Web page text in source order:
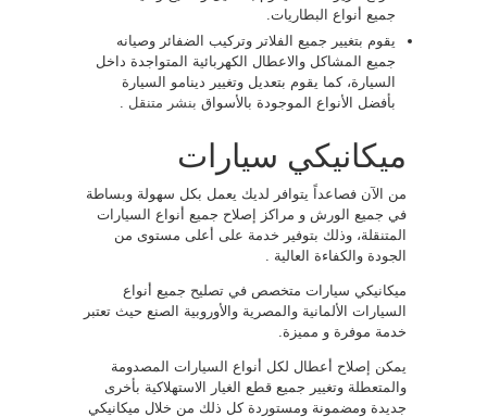
جميع أنواع البطاريات.
يقوم بتغيير جميع الفلاتر وتركيب الضفائر وصيانه
جميع المشاكل والاعطال الكهربائية المتواجدة داخل
السيارة، كما يقوم بتعديل وتغيير دينامو السيارة
بأفضل الأنواع الموجودة بالأسواق بنشر متنقل
ميكانيكي سيارات
من الآن فصاعداً يتوافر لديك يعمل بكل سهولة وبساطة
في جميع الورش و مراكز إصلاح جميع أنواع السيارات
المتنقلة، وذلك بتوفير خدمة على أعلى مستوى من
الجودة والكفاءة العالية .
ميكانيكي سيارات متخصص في تصليح جميع أنواع
السيارات الألمانية والمصرية والأوروبية الصنع حيث تعتبر
خدمة موفرة و مميزة.
يمكن إصلاح أعطال لكل أنواع السيارات المصدومة
والمتعطلة وتغيير جميع قطع الغيار الاستهلاكية بأخرى
جديدة ومضمونة ومستوردة كل ذلك من خلال ميكانيكي